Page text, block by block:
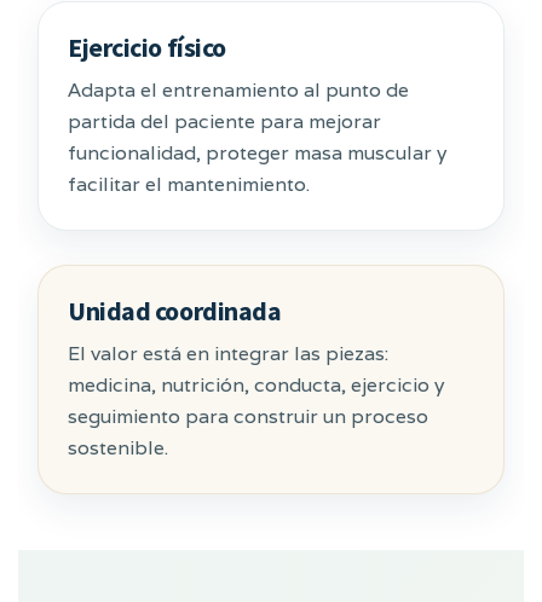
Ejercicio físico
Adapta el entrenamiento al punto de
partida del paciente para mejorar
funcionalidad, proteger masa muscular y
facilitar el mantenimiento.
Unidad coordinada
El valor está en integrar las piezas:
medicina, nutrición, conducta, ejercicio y
seguimiento para construir un proceso
sostenible.